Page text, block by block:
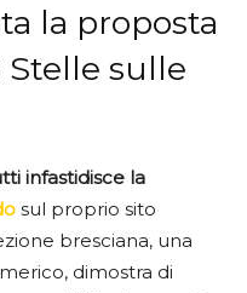
la proposta
sulle
infastidisce la
sul proprio sito
bresciana, una
dimostra di